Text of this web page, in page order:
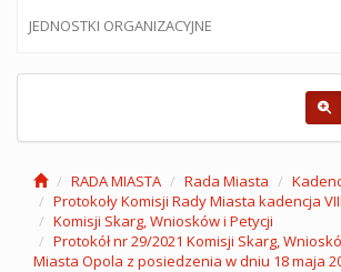
JEDNOSTKI ORGANIZACYJNE
RADA MIASTA Rada Miasta
Protokoły Komisji Rady Miasta kadencja VIII
Komisji Skarg, Wniosków i Petycji
Protokół nr 29/2021 Komisji Skarg,
Miasta Opola z posiedzenia w dniu 18 maja